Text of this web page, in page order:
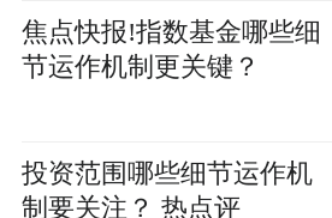
焦点快报!指数基金哪些细
节运作机制更关键？
投资范围哪些细节运作机
制要关注？ 热点评